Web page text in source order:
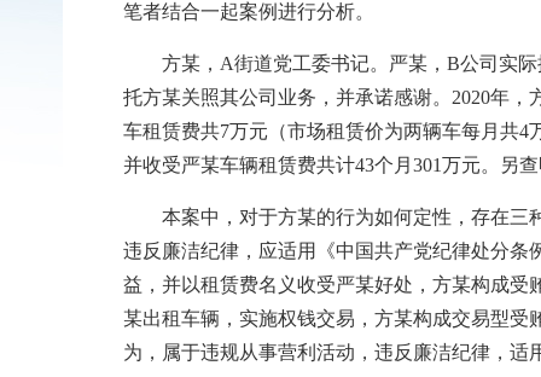
笔者结合一起案例进行分析。
方某，A街道党工委书记。严某，B公司实际
托方某关照其公司业务，并承诺感谢。2020年
车租赁费共7万元（市场租赁价为两辆车每月共
并收受严某车辆租赁费共计43个月301万元。另
本案中，对于方某的行为如何定性，存在三种
违反廉洁纪律，应适用《中国共产党纪律处分条
益，并以租赁费名义收受严某好处，方某构成受
某出租车辆，实施权钱交易，方某构成交易型受
为，属于违规从事营利活动，违反廉洁纪律，